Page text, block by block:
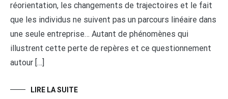
réorientation, les changements de trajectoires et le fait
que les individus ne suivent pas un parcours linéaire dans
une seule entreprise… Autant de phénomènes qui
illustrent cette perte de repères et ce questionnement
autour […]
LIRE LA SUITE